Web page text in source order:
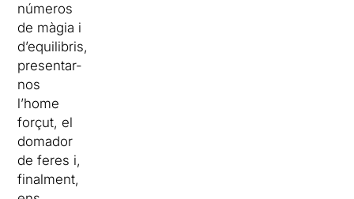
números
de màgia i
d’equilibris,
presentar-
nos
l’home
forçut, el
domador
de feres i,
finalment,